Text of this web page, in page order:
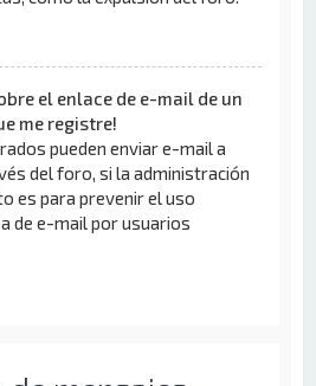
el enlace de e-mail de un
me registre!
pueden enviar e-mail a
del foro, si la administración
es para prevenir el uso
de e-mail por usuarios